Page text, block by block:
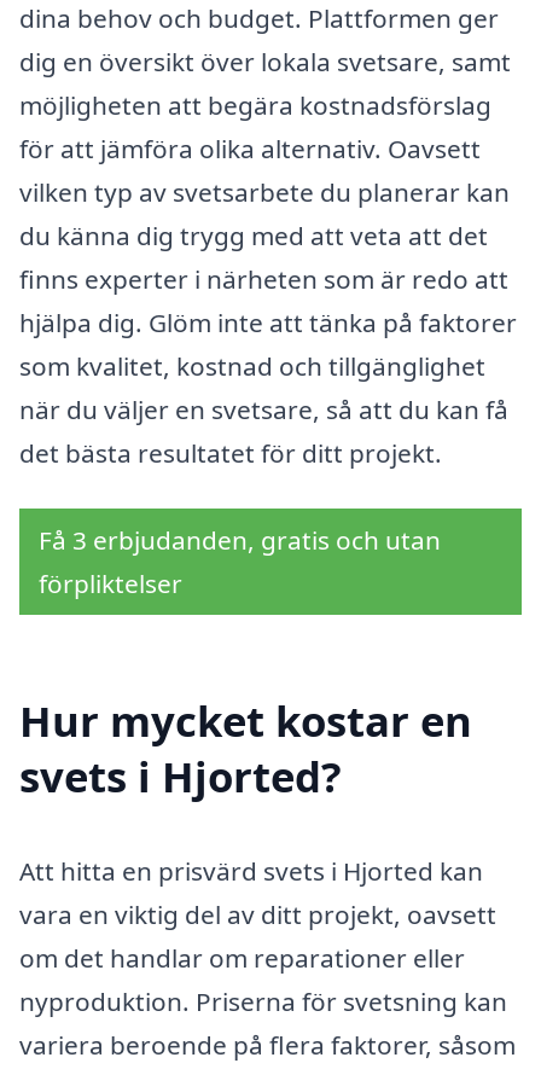
dina behov och budget. Plattformen ger
dig en översikt över lokala svetsare, samt
möjligheten att begära kostnadsförslag
för att jämföra olika alternativ. Oavsett
vilken typ av svetsarbete du planerar kan
du känna dig trygg med att veta att det
finns experter i närheten som är redo att
hjälpa dig. Glöm inte att tänka på faktorer
som kvalitet, kostnad och tillgänglighet
när du väljer en svetsare, så att du kan få
det bästa resultatet för ditt projekt.
Få 3 erbjudanden, gratis och utan
förpliktelser
Hur mycket kostar en
svets i Hjorted?
Att hitta en prisvärd svets i Hjorted kan
vara en viktig del av ditt projekt, oavsett
om det handlar om reparationer eller
nyproduktion. Priserna för svetsning kan
variera beroende på flera faktorer, såsom